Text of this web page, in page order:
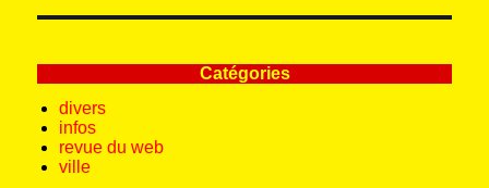
Catégories
divers
infos
revue du web
ville